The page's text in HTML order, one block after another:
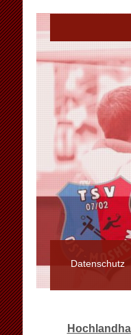
Datenschutz